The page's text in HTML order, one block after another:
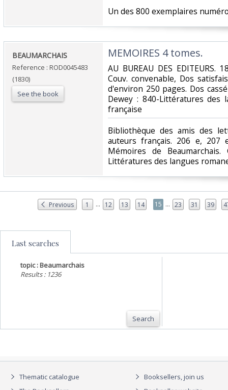
‎Un des 800 exemplaires
‎BEAUMARCHAIS‎
Reference : ROD0045483
(1830)
See the book
‎MEMOIRES 4 tomes.‎
‎AU BUREAU DES EDITEURS.
Couv. convenable, Dos
d'environ 250 pages. Dos
Dewey : 840-Littératures des
française‎
‎Bibliothèque des amis des
auteurs français. 206 e,
Mémoires de
Littératures des langues
Previous 1 ... 12 13 14 15 ... 23 31 39
Last searches
topic : Beaumarchais
Results : 1236
Search
Thematic catalogue
Booksellers, join us